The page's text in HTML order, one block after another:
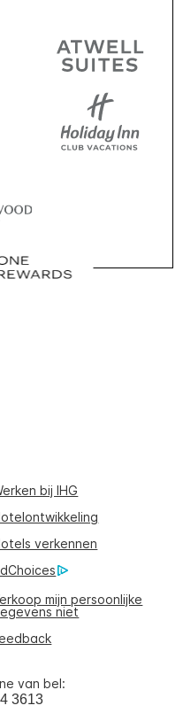
bij IHG
verkennen
mijn persoonlijke
niet
van bel:
3613